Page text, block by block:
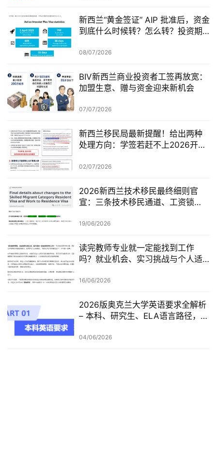
新西兰“黄金签证” AIP 批准后，资金
到底什么时候转？怎么转？投资期
08/07/2026
BIV新西兰商业投资者工签再放宽：
加盟生意、赠与资金迎来新机会
07/07/2026
新西兰移民局最新提醒！给出两种
处理方向：学签若赶不上2026开
02/07/2026
2026新西兰技术移民最终细则官
宣：三条技术移民通道、工资锁
查一次梳理
19/06/2026
读完教师专业就一定能找到工作
吗？就业机会、实习挑战与个人适
16/06/2026
2026版奥克兰大学英语要求全解析
– 本科、研究生、ELA语言路径，一
04/06/2026